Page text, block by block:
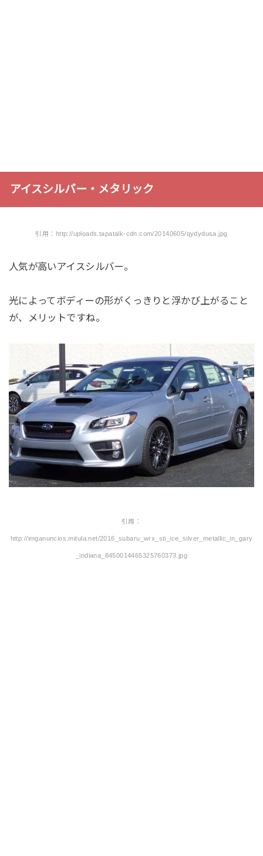
アイスシルバー・メタリック
引用：http://uploads.tapatalk-cdn.com/20140605/qydydusa.jpg
人気が高いアイスシルバー。
光によってボディーの形がくっきりと浮かび上がること
が、メリットですね。
引用：
http://imganuncios.mitula.net/2016_subaru_wrx_sti_ice_silver_metallic_in_gary
_indiana_8450014465325760373.jpg